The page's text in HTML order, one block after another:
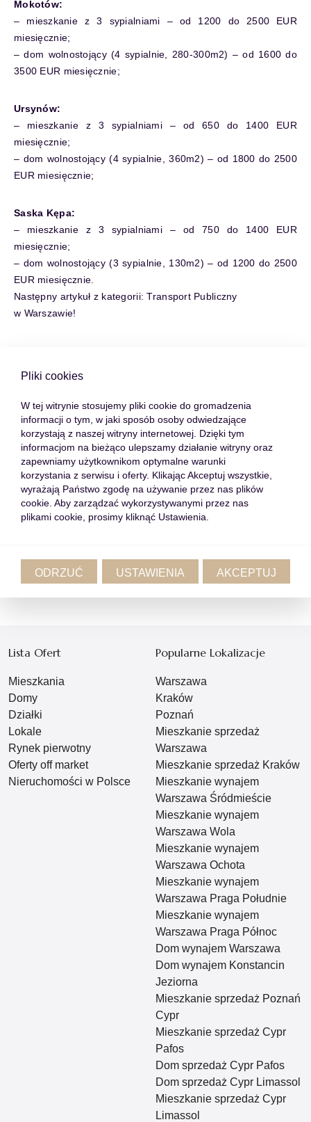
Mokotów:
– mieszkanie z 3 sypialniami – od 1200 do 2500 EUR
miesięcznie;
– dom wolnostojący (4 sypialnie, 280-300m2) – od 1600 do
3500 EUR miesięcznie;
Ursynów:
– mieszkanie z 3 sypialniami – od 650 do 1400 EUR
miesięcznie;
– dom wolnostojący (4 sypialnie, 360m2) – od 1800 do 2500
EUR miesięcznie;
Saska Kępa:
– mieszkanie z 3 sypialniami – od 750 do 1400 EUR
miesięcznie;
– dom wolnostojący (3 sypialnie, 130m2) – od 1200 do 2500
EUR miesięcznie.
Następny artykuł z kategorii:Transport Publiczny
w Warszawie!
CIEKAWOSTKI CYPR PORADY
RYNEK NIERUCHOMOŚCI
Wróć do listy
Przełącz wpis
Lista Ofert
Mieszkania
Domy
Działki
Lokale
Rynek pierwotny
Oferty off market
Nieruchomości w Polsce
Popularne Lokalizacje
Warszawa
Kraków
Poznań
Mieszkanie sprzedaż
Warszawa
Mieszkanie sprzedaż Kraków
Mieszkanie wynajem
Warszawa Śródmieście
Mieszkanie wynajem
Warszawa Wola
Mieszkanie wynajem
Warszawa Ochota
Mieszkanie wynajem
Warszawa Praga Południe
Mieszkanie wynajem
Warszawa Praga Północ
Dom wynajem Warszawa
Dom wynajem Konstancin
Jeziorna
Mieszkanie sprzedaż Poznań
Cypr
Mieszkanie sprzedaż Cypr
Pafos
Dom sprzedaż Cypr Pafos
Dom sprzedaż Cypr Limassol
Mieszkanie sprzedaż Cypr
Limassol
Pliki cookies
W tej witrynie stosujemy pliki cookie do gromadzenia
informacji o tym, w jaki sposób osoby odwiedzające
korzystają z naszej witryny internetowej. Dzięki tym
informacjom na bieżąco ulepszamy działanie witryny oraz
zapewniamy użytkownikom optymalne warunki
korzystania z serwisu i oferty. Klikając Akceptuj wszystkie,
wyrażają Państwo zgodę na używanie przez nas plików
cookie. Aby zarządzać wykorzystywanymi przez nas
plikami cookie, prosimy kliknąć Ustawienia.
ODRZUĆ USTAWIENIA AKCEPTUJ